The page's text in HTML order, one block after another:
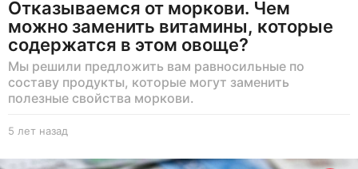
Отказываемся от моркови. Чем
можно заменить витамины, которые
содержатся в этом овоще?
Мы решили предложить вам равносильные по
составу продукты, которые могут заменить
полезные свойства моркови.
5 лет назад
е